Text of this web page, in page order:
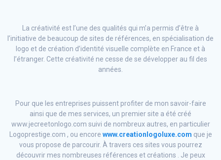
La créativité est l’une des qualités qui m’a permis d’être à
l’initiative de beaucoup de sites de références, en spécialisation de
logo et de création d’identité visuelle complète en France et à
l’étranger. Cette créativité ne cesse de se développer au fil des
années.
Pour que les entreprises puissent profiter de mon savoir-faire
ainsi que de mes services, un premier site a été créé
www.jecreetonlogo.com suivi de nombreux autres, en particulier
Logoprestige.com , ou encore www.creationlogoluxe.com que je
vous propose de parcourir. À travers ces sites vous pourrez
découvrir mes nombreuses références et créations . Je peux